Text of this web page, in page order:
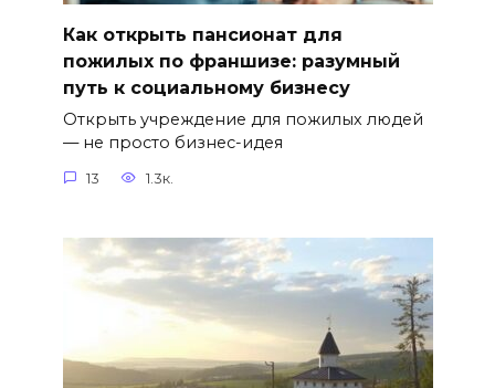
Как открыть пансионат для
пожилых по франшизе: разумный
путь к социальному бизнесу
Открыть учреждение для пожилых людей
— не просто бизнес-идея
13 1.3к.